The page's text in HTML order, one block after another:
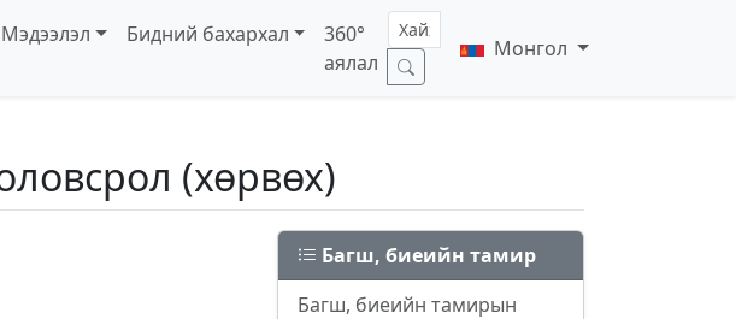
Мэдээлэл Бидний бахархал
360°
аялал
Монгол
(хөрвөх)
Багш, биеийн тамир
Багш, биеийн тамирын